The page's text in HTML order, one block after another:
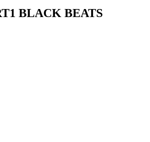
BLACK BEATS